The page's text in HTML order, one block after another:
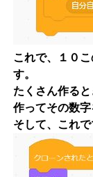
これで、１０
す。
たくさん作る
作ってその数字
そして、これで